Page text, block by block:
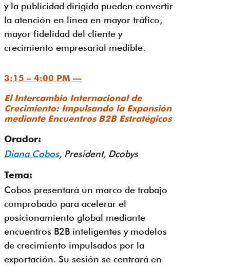
y la publicidad dirigida pueden convertir
la atención en línea en mayor tráfico,
mayor fidelidad del cliente y
crecimiento empresarial medible.
3:15 – 4:00 PM —
El Intercambio Internacional de
Crecimiento: Impulsando la Expansión
mediante Encuentros B2B Estratégicos
Orador:
Diana Cobos, President, Dcobys
Tema:
Cobos presentará un marco de trabajo
comprobado para acelerar el
posicionamiento global mediante
encuentros B2B inteligentes y modelos
de crecimiento impulsados por la
exportación. Su sesión se centrará en